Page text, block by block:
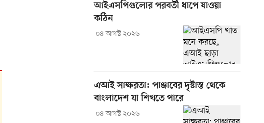
আইএসপিগুলোর পরবর্তী ধাপে যাওয়া
কঠিন
০৪ আগস্ট ২০২৬
এআই সাক্ষরতা: পাঞ্জাবের দৃষ্টান্ত থেকে
বাংলাদেশ যা শিখতে পারে
০৪ আগস্ট ২০২৬